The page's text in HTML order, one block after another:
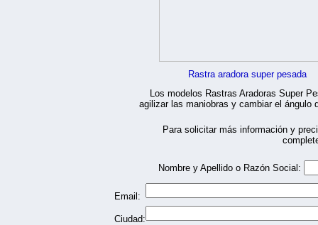
Rastra aradora super pesada
Los modelos Rastras Aradoras Super
agilizar las maniobras y cambiar el ángulo
Para solicitar más información y
Nombre y Apellido o Razón Social:
Email:
Ciudad: